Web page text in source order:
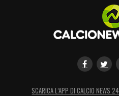
SCARICA L’APP DI CALCIO NEWS 24